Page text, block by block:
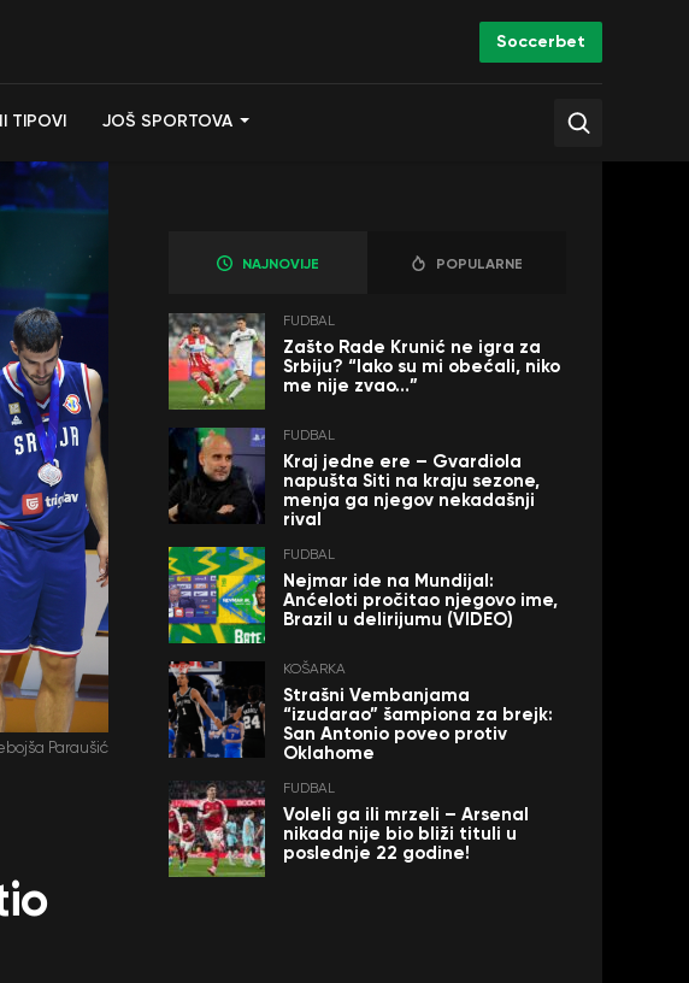
Soccerbet
TIPOVI JOŠ SPORTOVA
Paraušić
NAJNOVIJE POPULARNE
FUDBAL
Zašto Rade Krunić ne igra za
Srbiju? “Iako su mi obećali, niko
me nije zvao…”
FUDBAL
Kraj jedne ere – Gvardiola
napušta Siti na kraju sezone,
menja ga njegov nekadašnji
rival
FUDBAL
Nejmar ide na Mundijal:
Anćeloti pročitao njegovo ime,
Brazil u delirijumu (VIDEO)
KOŠARKA
Strašni Vembanjama
“izudarao” šampiona za brejk:
San Antonio poveo protiv
Oklahome
FUDBAL
Voleli ga ili mrzeli – Arsenal
nikada nije bio bliži tituli u
poslednje 22 godine!